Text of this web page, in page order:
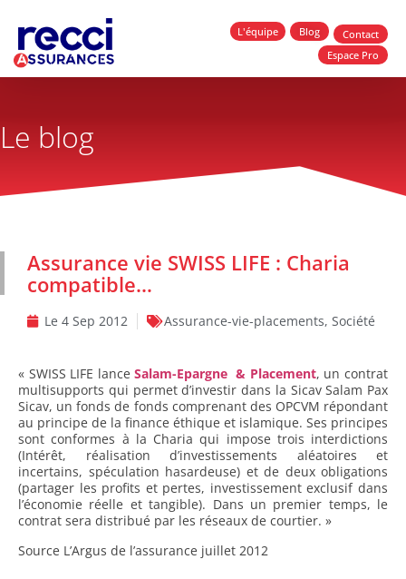
L'équipe Blog
Contact
Espace Pro
Le blog
Assurance vie SWISS LIFE : Charia
compatible…
Le 4 Sep 2012 Assurance-vie-placements, Société
« SWISS LIFE lanceSalam-Epargne & Placement, un contrat
multisupports qui permet d’investir dans la Sicav Salam Pax
Sicav, un fonds de fonds comprenant des OPCVM répondant
au principe de la finance éthique et islamique. Ses principes
sont conformes à la Charia qui impose trois interdictions
(Intérêt, réalisation d’investissements aléatoires et
incertains, spéculation hasardeuse) et de deux obligations
(partager les profits et pertes, investissement exclusif dans
l’économie réelle et tangible). Dans un premier temps, le
contrat sera distribué par les réseaux de courtier. »
Source L’Argus de l’assurance juillet 2012